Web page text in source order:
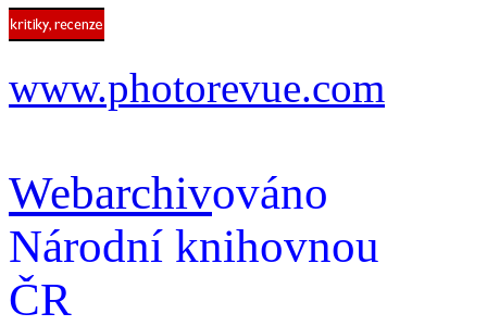
www.photorevue.com
Webarchivováno
Národní knihovnou
ČR